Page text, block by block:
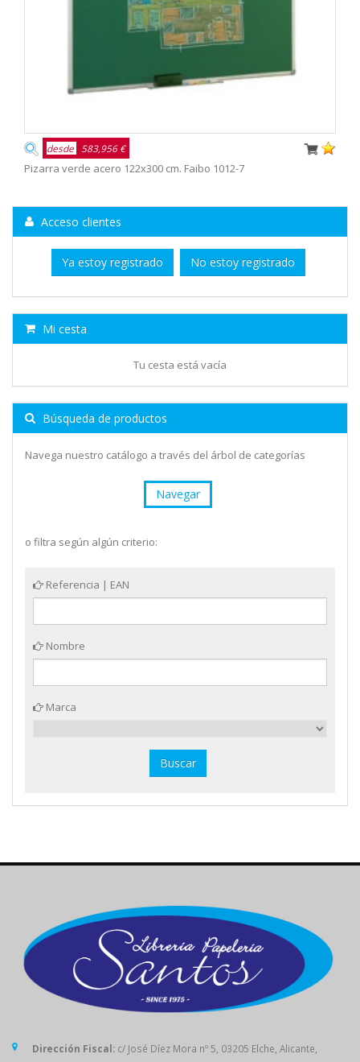
desde 583,956 €
Pizarra verde acero 122x300 cm. Faibo 1012-7
Acceso clientes
Ya estoy registrado No estoy registrado
Mi cesta
Tu cesta está vacía
Búsqueda de productos
Navega nuestro catálogo a través del árbol de categorías
Navegar
o filtra según algún criterio:
Referencia | EAN
Nombre
Marca
Dirección Fiscal: c/ José Díez Mora nº 5, 03205 Elche, Alicante,